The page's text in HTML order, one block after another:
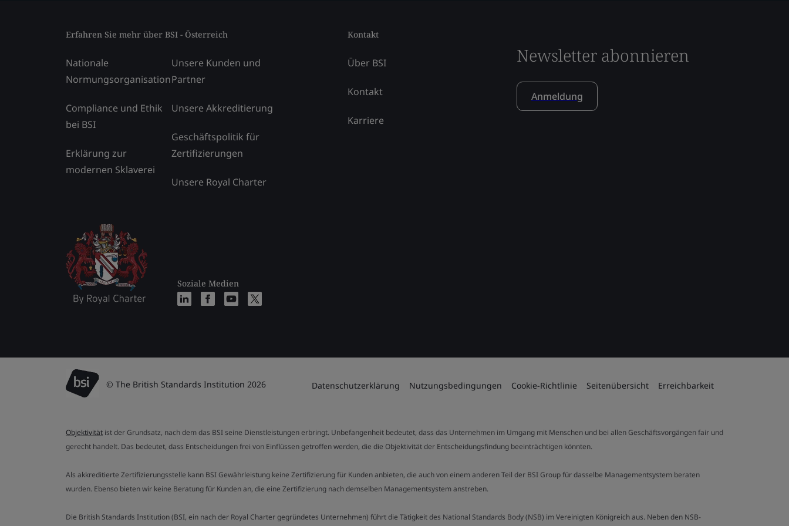
Erfahren Sie mehr über BSI - Österreich
Nationale
Normungsorganisation
Compliance und Ethik
bei BSI
Erklärung zur
modernen Sklaverei
Unsere Kunden und
Partner
Unsere Akkreditierung
Geschäftspolitik für
Zertifizierungen
Unsere Royal Charter
Soziale Medien
Kontakt
Über BSI
Kontakt
Karriere
Newsletter abonnieren
Anmeldung
© The British Standards Institution 2026 Datenschutzerklärung Nutzungsbedingungen Cookie-Richtlinie Seitenübersicht Erreichbarkeit
Objektivität ist der Grundsatz, nach dem das BSI seine Dienstleistungen erbringt. Unbefangenheit bedeutet, dass das Unternehmen im Umgang mit Menschen und bei allen Geschäftsvorgängen fair und
gerecht handelt. Das bedeutet, dass Entscheidungen frei von Einflüssen getroffen werden, die die Objektivität der Entscheidungsfindung beeinträchtigen könnten.
Als akkreditierte Zertifizierungsstelle kann BSI Gewährleistung keine Zertifizierung für Kunden anbieten, die auch von einem anderen Teil der BSI Group für dasselbe Managementsystem beraten
wurden. Ebenso bieten wir keine Beratung für Kunden an, die eine Zertifizierung nach demselben Managementsystem anstreben.
Die British Standards Institution (BSI, ein nach der Royal Charter gegründetes Unternehmen) führt die Tätigkeit des National Standards Body (NSB) im Vereinigten Königreich aus. Neben den NSB-